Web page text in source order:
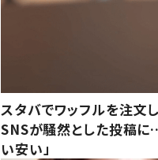
スタバでワッフルを注文
SNSが騒然とした投稿に
い安い」